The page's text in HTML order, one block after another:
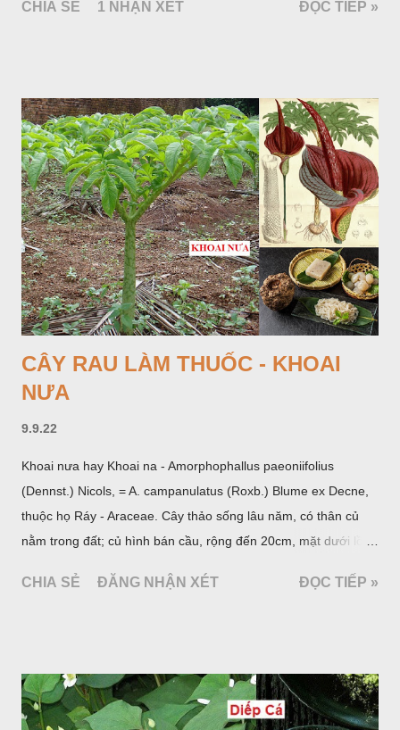
đối hình trứng hay 3 cạnh, dài 2-6cm, rộng 1-3cm, mép có
CHIA SẺ 1 NHẬN XÉT ĐỌC TIẾP »
CÂY RAU LÀM THUỐC - KHOAI
NƯA
9.9.22
Khoai nưa hay Khoai na - Amorphophallus paeoniifolius
(Dennst.) Nicols, = A. campanulatus (Roxb.) Blume ex Decne,
thuộc họ Ráy - Araceae. Cây thảo sống lâu năm, có thân củ
nằm trong đất; củ hình bán cầu, rộng đến 20cm, mặt dưới lồi
quanh có 3-5 mấu lồi; vỏ củ màu nâu, thịt trắng vàng và cứng.
một mo to màu đỏ xanh có đốm trắng, mặt trong màu đỏ thẫm,
bao lấy một bong mo là một trục mang phần hoa cái ở dưới,
CHIA SẺ ĐĂNG NHẬN XÉT ĐỌC TIẾP »